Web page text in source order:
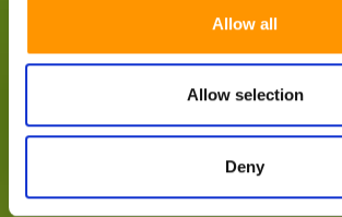
Allow all
Allow selection
Deny